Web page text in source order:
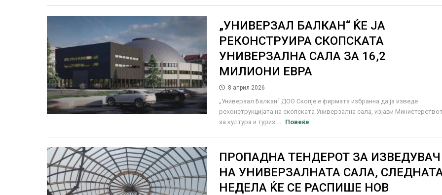
„УНИВЕРЗАЛ БАЛКАН“ ЌЕ ЈА
РЕКОНСТРУИРА СКОПСКАТА
УНИВЕРЗАЛНА САЛА ЗА 16,2
МИЛИОНИ ЕВРА
8 април 2026
„Универзал Балкан“ ДОО Скопје е фирмата избранна да ја изведе
реконструкцијата на скопската Универзална сала, изјави
за култура и туриз ...
Повеќе
ПРОПАДНА ТЕНДЕРОТ ЗА ИЗВЕДУВАЧ
НА УНИВЕРЗАЛНАТА САЛА,
НЕДЕЛА ЌЕ СЕ РАСПИШЕ НОВ